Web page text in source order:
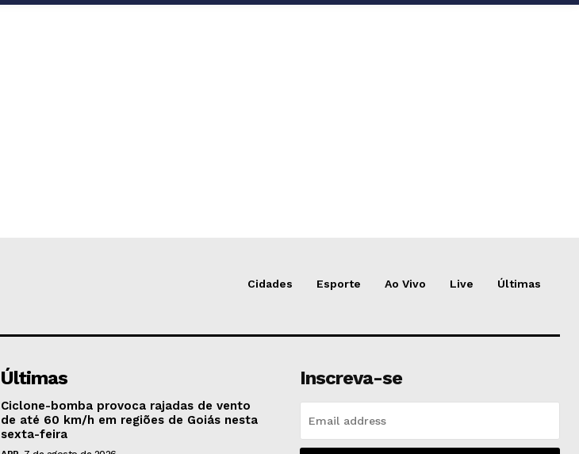
Cidades Esporte Ao Vivo Live Últimas
Últimas
Ciclone-bomba provoca rajadas de vento
de até 60 km/h em regiões de Goiás nesta
sexta-feira
Inscreva-se